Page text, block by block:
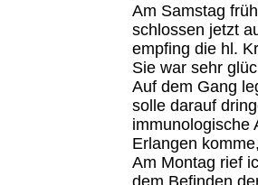
Am Samstag
schlossen jetzt
empfing die hl.
Sie war sehr
Auf dem Gang
solle darauf
immunologische
Erlangen
Am Montag rief
dem Befinden